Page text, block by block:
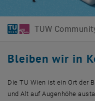
TUW
Bleiben wir in
Die TU Wien ist ein Ort der
und Alt auf Augenhöhe